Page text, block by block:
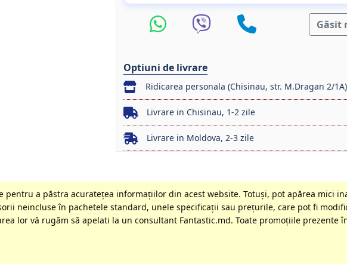
Găsit
Optiuni de livrare
Ridicarea personala (Chisinau, str. M.Dragan 2/1A)
Livrare in Chisinau, 1-2 zile
Livrare in Moldova, 2-3 zile
pentru a păstra acurateţea informaţiilor din acest website. Totuși, pot apărea mici
neincluse în pachetele standard, unele specificaţii sau preţurile, care pot fi
lor vă rugăm să apelati la un consultant Fantastic.md. Toate promoţiile prezente